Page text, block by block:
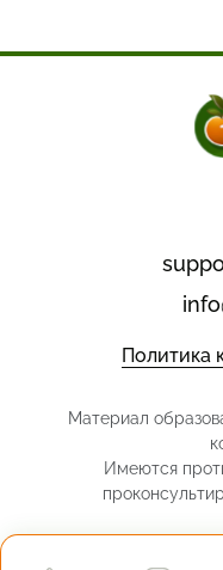
Политика
Материал
Имеются